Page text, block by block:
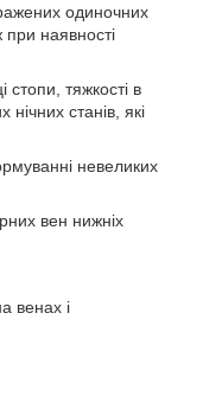
одиночних
наявності
стопи, тяжкості в
станів, які
невеликих
вен нижніх
венах і